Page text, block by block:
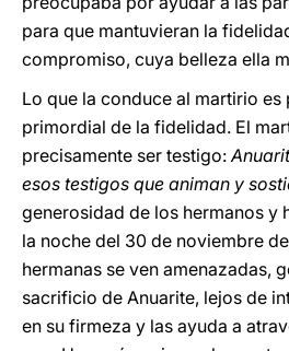
para que mantuvieran la
compromiso, cuya belleza ella
Lo que la conduce al martirio
primordial de la fidelidad. El
precisamente ser testigo:
esos testigos que animan y
generosidad de los hermanos y
la noche del 30 de noviembre
hermanas se ven amenazadas,
sacrificio de Anuarite, lejos de
en su firmeza y las ayuda a